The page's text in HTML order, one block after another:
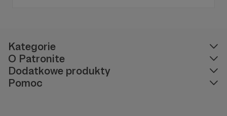
Kategorie
O Patronite
Dodatkowe produkty
Pomoc